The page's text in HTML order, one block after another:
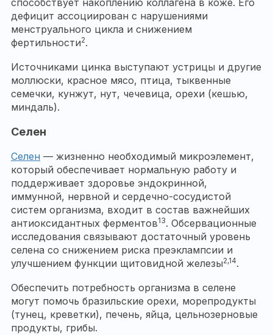
способствует накоплению коллагена в коже. Его
дефицит ассоциирован с нарушениями
менструального цикла и снижением
фертильности2.
Источниками цинка выступают устрицы и другие
моллюски, красное мясо, птица, тыквенные
семечки, кунжут, нут, чечевица, орехи (кешью,
миндаль).
Селен
Селен — жизненно необходимый микроэлемент,
который обеспечивает нормальную работу и
поддерживает здоровье эндокринной,
иммунной, нервной и сердечно-сосудистой
систем организма, входит в состав важнейших
антиоксидантных ферментов13. Обсервационные
исследования связывают достаточный уровень
селена со снижением риска преэклампсии и
улучшением функции щитовидной железы2,14.
Обеспечить потребность организма в селене
могут помочь бразильские орехи, морепродукты
(тунец, креветки), печень, яйца, цельнозерновые
продукты, грибы.